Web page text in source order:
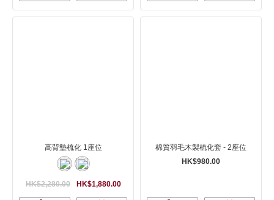
高背墊梳化 1座位
HK$1,880.00
HK$2,280.00
棉質羽毛木製梳化套 - 2座位
HK$980.00